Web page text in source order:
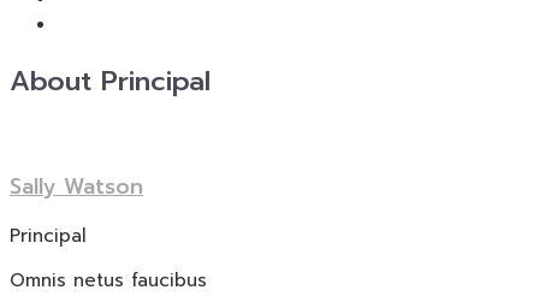
About Principal
Sally Watson
Principal
Omnis netus faucibus